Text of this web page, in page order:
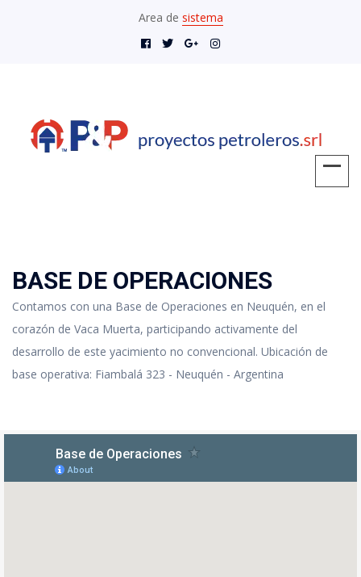
Area de sistema
BASE DE OPERACIONES
Contamos con una Base de Operaciones en Neuquén, en el
corazón de Vaca Muerta, participando activamente del
desarrollo de este yacimiento no convencional. Ubicación de
base operativa: Fiambalá 323 - Neuquén - Argentina